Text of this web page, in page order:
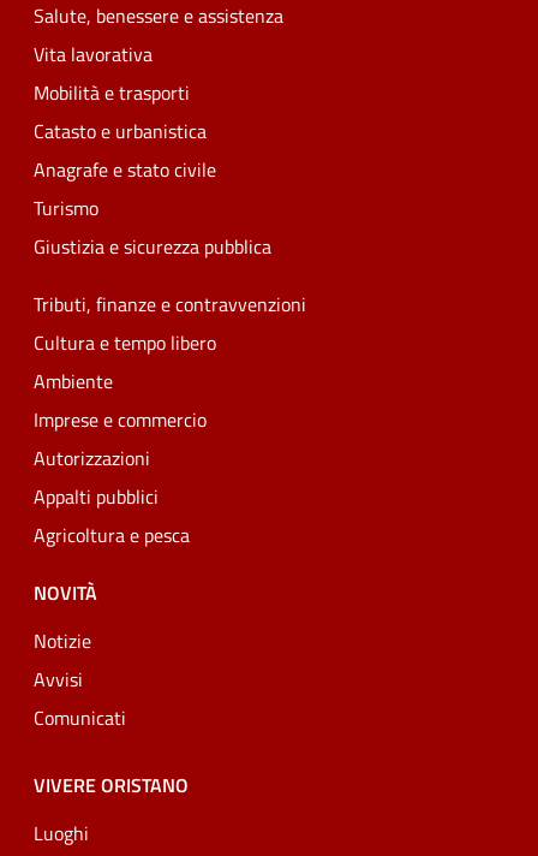
Salute, benessere e assistenza
Vita lavorativa
Mobilità e trasporti
Catasto e urbanistica
Anagrafe e stato civile
Turismo
Giustizia e sicurezza pubblica
Tributi, finanze e contravvenzioni
Cultura e tempo libero
Ambiente
Imprese e commercio
Autorizzazioni
Appalti pubblici
Agricoltura e pesca
NOVITÀ
Notizie
Avvisi
Comunicati
VIVERE ORISTANO
Luoghi